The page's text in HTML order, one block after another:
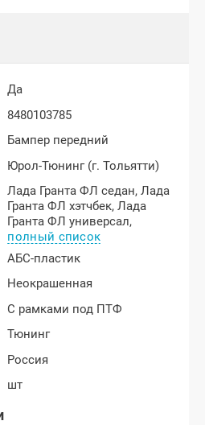
Да
8480103785
Бампер передний
Юрол-Тюнинг (г. Тольятти)
Лада Гранта ФЛ седан,Лада
Гранта ФЛ хэтчбек,Лада
Гранта ФЛ универсал,
полный список
АБС-пластик
Неокрашенная
С рамками под ПТФ
Тюнинг
Россия
шт